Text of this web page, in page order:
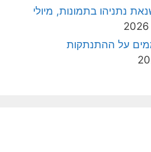
נתניהו בתמונות, מיולי
על ההתנתקות